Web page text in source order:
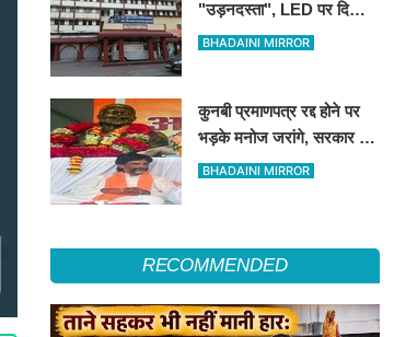
"उड़नदस्ता", LED पर दिखाई
जाएगी फर्जीवाड़ा करने वालों की
BHADAINI MIRROR
कुनबी प्रमाणपत्र रद्द होने पर
भड़के मनोज जरांगे, सरकार पर
लगाया साजिश का आरोप
BHADAINI MIRROR
RECOMMENDED